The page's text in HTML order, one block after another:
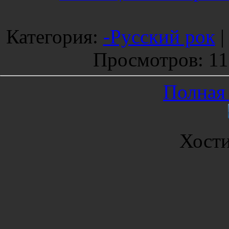
Категория: -Русский рок |
Просмотров:
Полная